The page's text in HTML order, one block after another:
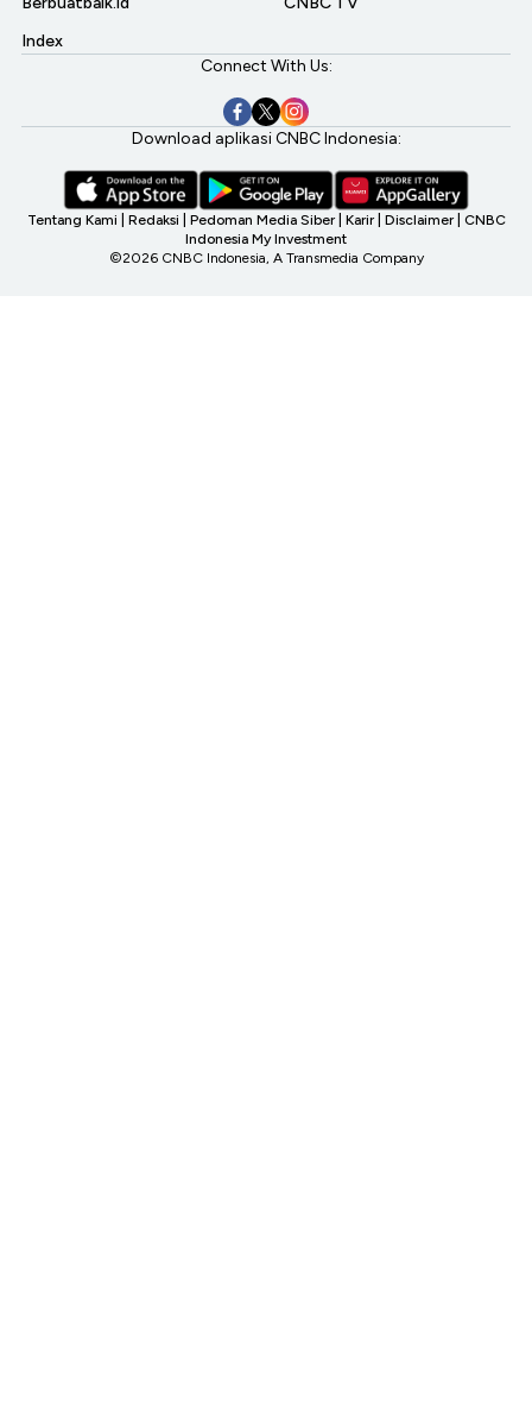
Index
Connect With Us:
Download aplikasi CNBC Indonesia:
Tentang Kami Redaksi Pedoman Media Siber Karir Disclaimer CNBC
Indonesia My Investment
©2026 CNBC Indonesia, A Transmedia Company